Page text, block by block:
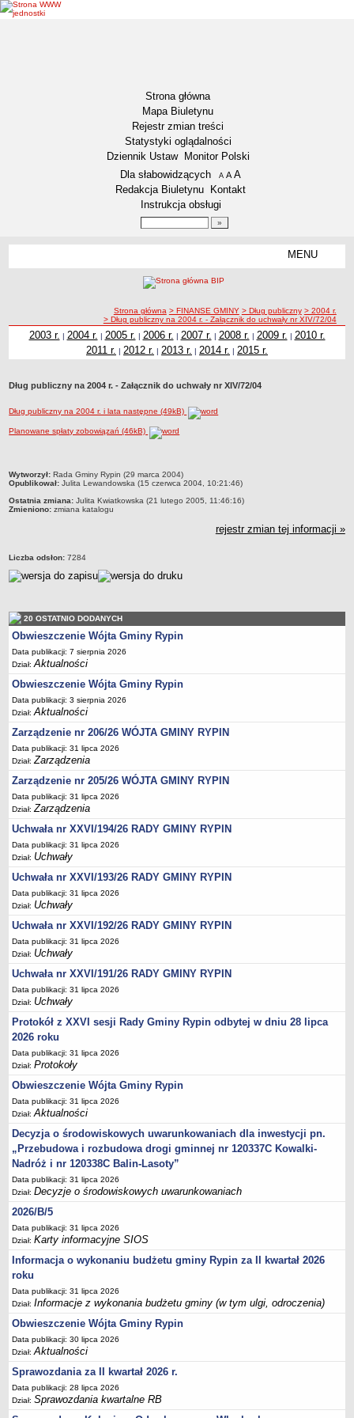
Strona główna
Mapa Biuletynu
Rejestr zmian treści
Statystyki oglądalności
Dziennik Ustaw
Monitor Polski
Menu dodatkowe
Dla słabowidzących A pomniejsz czcionkę
A standardowy rozmiar czcionki
A
Redakcja Biuletynu
Kontakt
Instrukcja obsługi
MENU
Lokalizacja
Insygnia gminy
Zadania publiczne
Związki i stowarzyszenia
Realizacja zadań publicznych
Rejestr instytucji kultury
AKTUALNOŚCI I OGŁOSZENIA
Pracownicy urzędu - urząd gminy
Pracownicy urzędu - baza magazynowo - warsztatowa
Kompetencje referatów
Regulamin organizacyjny
Regulamin naboru na wolne stanowiska urzędnicze
Ogłoszenia o naborze na wolne stanowiska urzędnicze
Lista kandydatów spełniających wymagania formalne w naborach na
wolne stanowiska urzędnicze
Wyniki naboru na wolne stanowiska urzędnicze
Petycje
Sygnaliści
Galeria
Raporty o stanie dostępności
Wnioski
WŁADZE I STRUKTURA
Struktura organizacyjna
Rada gminy
Wójt
Urząd gminy
Jednostki organizacyjne, GOPS, Instytucja kultury, OSP
Jednostki pomocnicze - sołectwa
Plan pracy komisji rewizyjnej
Sesje Rady Gminy Rypin
PRAWO LOKALNE
Statut
Strategia rozwoju
Uchwały
Projekty uchwał
Protokoły
Imienne wykazy głosowań radnych
Postać dokumentów
Akty Prawne, Dzienniki Ustaw, Monitory Polskie
Prawo miejscowe
Zarządzenia
Studium uwarunkowań i kierunków zagospodarowania
przestrzennego
Dane przestrzenne - MPZP
Stałe obwody głosowania, numery, granice oraz siedziby
Plan ogólny gminy Rypin
ścieżka nawigacji
Strona główna > FINANSE GMINY > Dług publiczny > 2004 r.
> Dług publiczny na 2004 r. - Załącznik do uchwały nr XIV/72/04
2003 r. | 2004 r. | 2005 r. | 2006 r. | 2007 r. | 2008 r. | 2009 r. | 2010 r.
2011 r. | 2012 r. | 2013 r. | 2014 r. | 2015 r.
Dług publiczny na 2004 r. - Załącznik do uchwały nr XIV/72/04
Dług publiczny na 2004 r. i lata następne (49kB)
Planowane spłaty zobowiązań (46kB)
metryczka
Wytworzył: Rada Gminy Rypin (29 marca 2004)
Opublikował: Julita Lewandowska (15 czerwca 2004, 10:21:46)
Ostatnia zmiana: Julita Kwiatkowska (21 lutego 2005, 11:46:16)
Zmieniono: zmiana katalogu
rejestr zmian tej informacji »
Liczba odsłon: 7284
20 OSTATNIO DODANYCH
Obwieszczenie Wójta Gminy Rypin
Data publikacji: 7 sierpnia 2026
Dział:Aktualności
Obwieszczenie Wójta Gminy Rypin
Data publikacji: 3 sierpnia 2026
Dział:Aktualności
Zarządzenie nr 206/26 WÓJTA GMINY RYPIN
Data publikacji: 31 lipca 2026
Dział:Zarządzenia
Zarządzenie nr 205/26 WÓJTA GMINY RYPIN
Data publikacji: 31 lipca 2026
Dział:Zarządzenia
Uchwała nr XXVI/194/26 RADY GMINY RYPIN
Data publikacji: 31 lipca 2026
Dział: Uchwały
Uchwała nr XXVI/193/26 RADY GMINY RYPIN
Data publikacji: 31 lipca 2026
Dział: Uchwały
Uchwała nr XXVI/192/26 RADY GMINY RYPIN
Data publikacji: 31 lipca 2026
Dział: Uchwały
Uchwała nr XXVI/191/26 RADY GMINY RYPIN
Data publikacji: 31 lipca 2026
Dział: Uchwały
Protokół z XXVI sesji Rady Gminy Rypin odbytej w dniu 28 lipca
2026 roku
Data publikacji: 31 lipca 2026
Dział:Protokoły
Obwieszczenie Wójta Gminy Rypin
Data publikacji: 31 lipca 2026
Dział:Aktualności
Decyzja o środowiskowych uwarunkowaniach dla inwestycji pn.
„Przebudowa i rozbudowa drogi gminnej nr 120337C Kowalki-
Nadróż i nr 120338C Balin-Lasoty”
Data publikacji: 31 lipca 2026
Dział:Decyzje o środowiskowych uwarunkowaniach
2026/B/5
Data publikacji: 31 lipca 2026
Dział:Karty informacyjne SIOS
Informacja o wykonaniu budżetu gminy Rypin za II kwartał 2026
roku
Data publikacji: 31 lipca 2026
Dział:Informacje z wykonania budżetu gminy (w tym ulgi, odroczenia)
Obwieszczenie Wójta Gminy Rypin
Data publikacji: 30 lipca 2026
Dział:Aktualności
Sprawozdania za II kwartał 2026 r.
Data publikacji: 28 lipca 2026
Dział:Sprawozdania kwartalne RB